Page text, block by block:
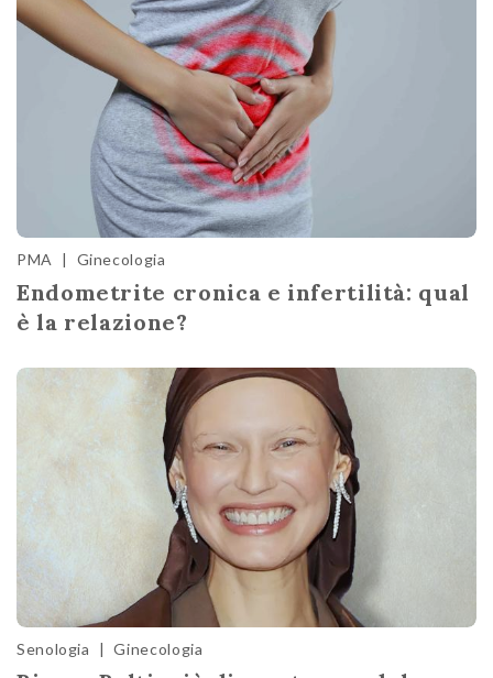
PMA | Ginecologia
Endometrite cronica e infertilità: qual
è la relazione?
Senologia | Ginecologia